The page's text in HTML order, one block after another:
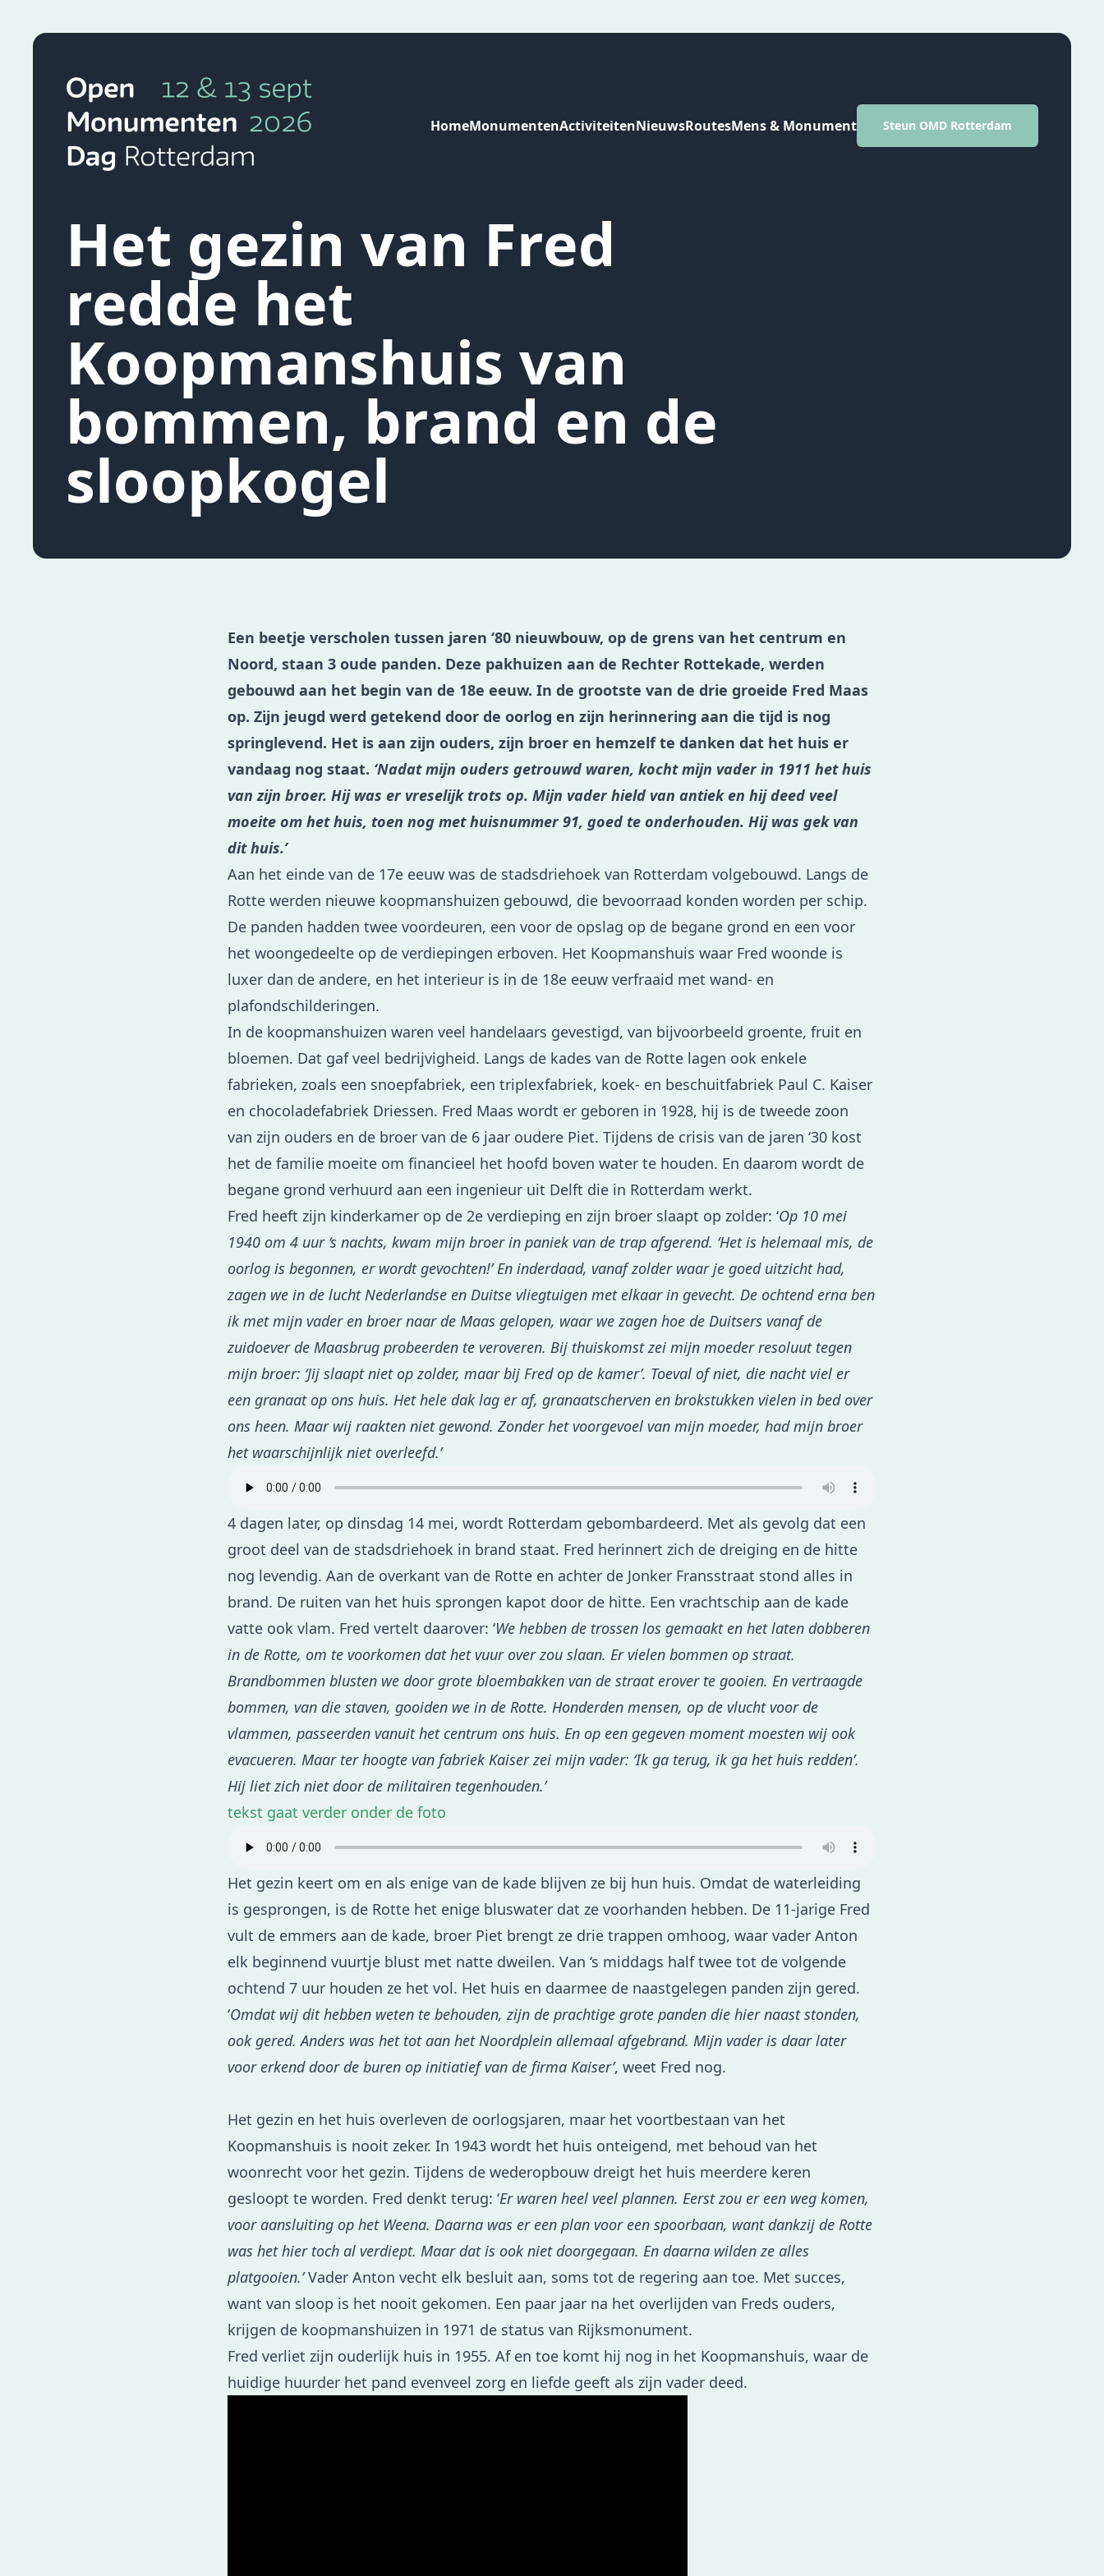
Ga naar de inhoud
Dit is Open Monumentendag Rotterdam
HomeMonumentenActiviteitenNieuwsRoutesMens & Monument Steun OMD Rotterdam
Het gezin van Fred
redde het
Koopmanshuis van
bommen, brand en de
sloopkogel
Een beetje verscholen tussen jaren ‘80 nieuwbouw, op de grens van het centrum en
Noord, staan 3 oude panden. Deze pakhuizen aan de Rechter Rottekade, werden
gebouwd aan het begin van de 18e eeuw. In de grootste van de drie groeide Fred Maas
op. Zijn jeugd werd getekend door de oorlog en zijn herinnering aan die tijd is nog
springlevend. Het is aan zijn ouders, zijn broer en hemzelf te danken dat het huis er
vandaag nog staat. ‘Nadat mijn ouders getrouwd waren, kocht mijn vader in 1911 het huis
van zijn broer. Hij was er vreselijk trots op. Mijn vader hield van antiek en hij deed veel
moeite om het huis, toen nog met huisnummer 91, goed te onderhouden. Hij was gek van
dit huis.’
Aan het einde van de 17e eeuw was de stadsdriehoek van Rotterdam volgebouwd. Langs de
Rotte werden nieuwe koopmanshuizen gebouwd, die bevoorraad konden worden per schip.
De panden hadden twee voordeuren, een voor de opslag op de begane grond en een voor
het woongedeelte op de verdiepingen erboven. Het Koopmanshuis waar Fred woonde is
luxer dan de andere, en het interieur is in de 18e eeuw verfraaid met wand- en
plafondschilderingen.
In de koopmanshuizen waren veel handelaars gevestigd, van bijvoorbeeld groente, fruit en
bloemen. Dat gaf veel bedrijvigheid. Langs de kades van de Rotte lagen ook enkele
fabrieken, zoals een snoepfabriek, een triplexfabriek, koek- en beschuitfabriek Paul C. Kaiser
en chocoladefabriek Driessen. Fred Maas wordt er geboren in 1928, hij is de tweede zoon
van zijn ouders en de broer van de 6 jaar oudere Piet. Tijdens de crisis van de jaren ‘30 kost
het de familie moeite om financieel het hoofd boven water te houden. En daarom wordt de
begane grond verhuurd aan een ingenieur uit Delft die in Rotterdam werkt.
Fred heeft zijn kinderkamer op de 2e verdieping en zijn broer slaapt op zolder: ‘Op 10 mei
1940 om 4 uur ‘s nachts, kwam mijn broer in paniek van de trap afgerend. ‘Het is helemaal mis, de
oorlog is begonnen, er wordt gevochten!’ En inderdaad, vanaf zolder waar je goed uitzicht had,
zagen we in de lucht Nederlandse en Duitse vliegtuigen met elkaar in gevecht. De ochtend erna ben
ik met mijn vader en broer naar de Maas gelopen, waar we zagen hoe de Duitsers vanaf de
zuidoever de Maasbrug probeerden te veroveren. Bij thuiskomst zei mijn moeder resoluut tegen
mijn broer: ‘Jij slaapt niet op zolder, maar bij Fred op de kamer’. Toeval of niet, die nacht viel er
een granaat op ons huis. Het hele dak lag er af, granaatscherven en brokstukken vielen in bed over
ons heen. Maar wij raakten niet gewond. Zonder het voorgevoel van mijn moeder, had mijn broer
het waarschijnlijk niet overleefd.’
4 dagen later, op dinsdag 14 mei, wordt Rotterdam gebombardeerd. Met als gevolg dat een
groot deel van de stadsdriehoek in brand staat. Fred herinnert zich de dreiging en de hitte
nog levendig. Aan de overkant van de Rotte en achter de Jonker Fransstraat stond alles in
brand. De ruiten van het huis sprongen kapot door de hitte. Een vrachtschip aan de kade
vatte ook vlam. Fred vertelt daarover: ‘We hebben de trossen los gemaakt en het laten dobberen
in de Rotte, om te voorkomen dat het vuur over zou slaan. Er vielen bommen op straat.
Brandbommen blusten we door grote bloembakken van de straat erover te gooien. En vertraagde
bommen, van die staven, gooiden we in de Rotte. Honderden mensen, op de vlucht voor de
vlammen, passeerden vanuit het centrum ons huis. En op een gegeven moment moesten wij ook
evacueren. Maar ter hoogte van fabriek Kaiser zei mijn vader: ‘Ik ga terug, ik ga het huis redden’.
Hij liet zich niet door de militairen tegenhouden.’
tekst gaat verder onder de foto
Het gezin keert om en als enige van de kade blijven ze bij hun huis. Omdat de waterleiding
is gesprongen, is de Rotte het enige bluswater dat ze voorhanden hebben. De 11-jarige Fred
vult de emmers aan de kade, broer Piet brengt ze drie trappen omhoog, waar vader Anton
elk beginnend vuurtje blust met natte dweilen. Van ‘s middags half twee tot de volgende
ochtend 7 uur houden ze het vol. Het huis en daarmee de naastgelegen panden zijn gered.
‘Omdat wij dit hebben weten te behouden, zijn de prachtige grote panden die hier naast stonden,
ook gered. Anders was het tot aan het Noordplein allemaal afgebrand. Mijn vader is daar later
voor erkend door de buren op initiatief van de firma Kaiser’, weet Fred nog.
Het gezin en het huis overleven de oorlogsjaren, maar het voortbestaan van het
Koopmanshuis is nooit zeker. In 1943 wordt het huis onteigend, met behoud van het
woonrecht voor het gezin. Tijdens de wederopbouw dreigt het huis meerdere keren
gesloopt te worden. Fred denkt terug: ‘Er waren heel veel plannen. Eerst zou er een weg komen,
voor aansluiting op het Weena. Daarna was er een plan voor een spoorbaan, want dankzij de Rotte
was het hier toch al verdiept. Maar dat is ook niet doorgegaan. En daarna wilden ze alles
platgooien.’Vader Anton vecht elk besluit aan, soms tot de regering aan toe. Met succes,
want van sloop is het nooit gekomen. Een paar jaar na het overlijden van Freds ouders,
krijgen de koopmanshuizen in 1971 de status van Rijksmonument.
Fred verliet zijn ouderlijk huis in 1955. Af en toe komt hij nog in het Koopmanshuis, waar de
huidige huurder het pand evenveel zorg en liefde geeft als zijn vader deed.